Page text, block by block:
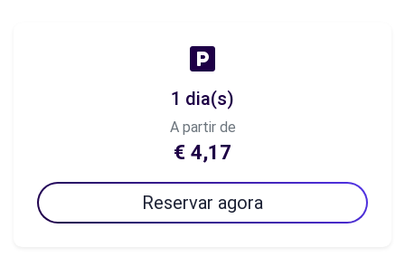
1 dia(s)
A partir de
€ 4,17
Reservar agora